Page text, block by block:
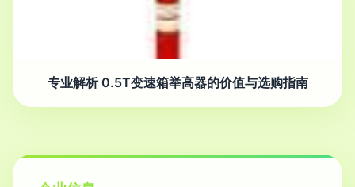
专业解析 0.5T变速箱举高器的价值与选购指南